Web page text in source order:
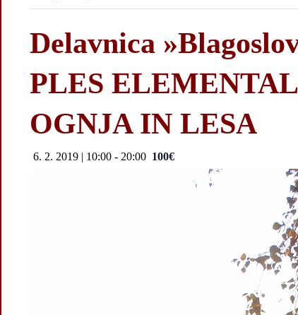
Delavnica
PLES
OGNJA IN LESA
6. 2. 2019 | 10:00 - 20:00 100€